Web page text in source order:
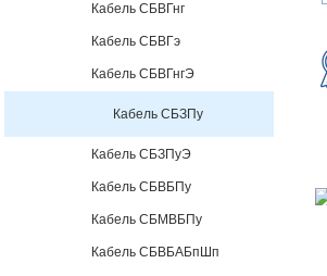
Кабель СБВГнг
Кабель СБВГэ
Кабель СБВГнгЭ
Кабель СБЗПу
Кабель СБЗПуЭ
Кабель СБВБПу
Кабель СБМВБПу
Кабель СБВБАБпШп